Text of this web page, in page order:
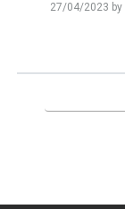
27/04/2023 by